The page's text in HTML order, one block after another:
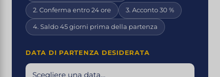
2. Conferma entro 24 ore 3. Acconto 30 %
4. Saldo 45 giorni prima della partenza
DATA DI PARTENZA DESIDERATA